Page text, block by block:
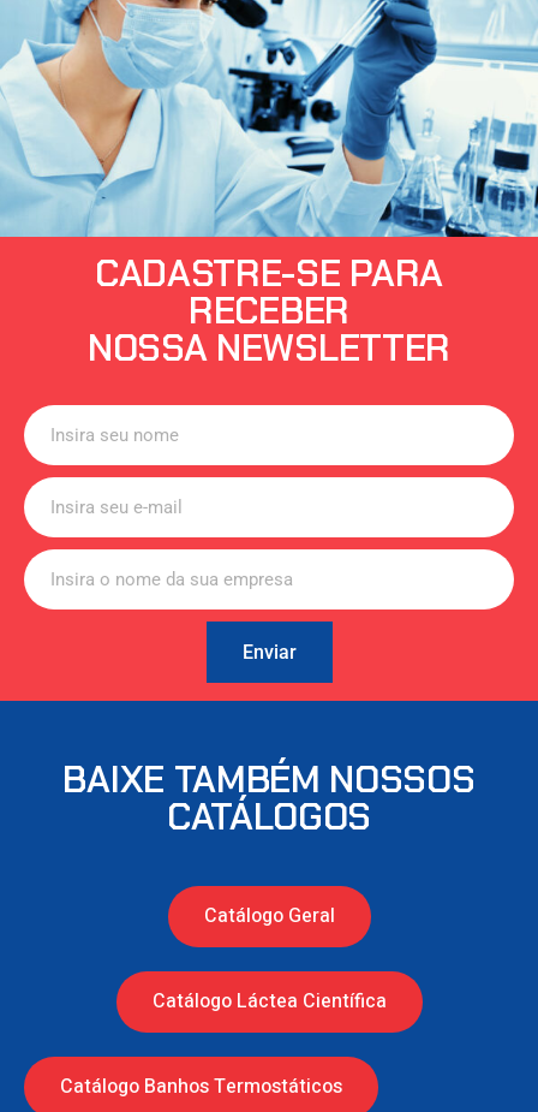
CADASTRE-SE PARA
RECEBER
NOSSA NEWSLETTER
Enviar
BAIXE TAMBÉM NOSSOS
CATÁLOGOS
Catálogo Geral
Catálogo Láctea Científica
Catálogo Banhos Termostáticos